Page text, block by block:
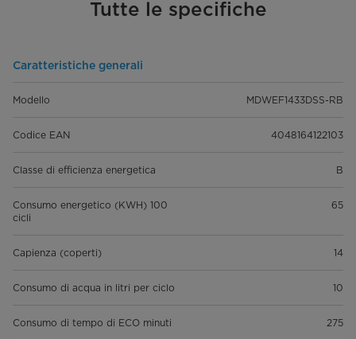
Tutte le specifiche
Caratteristiche generali
Modello MDWEF1433DSS-RB​​
Codice EAN 4048164122103
Classe di efficienza energetica B
Consumo energetico (KWH) 100
cicli
65
Capienza (coperti) 14
Consumo di acqua in litri per ciclo 10
Consumo di tempo di ECO minuti 275